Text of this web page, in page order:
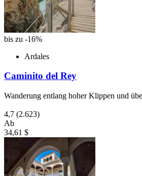
bis zu -16%
Ardales
Caminito del Rey
Wanderung entlang hoher Klippen und
4,7 (2.623)
Ab
34,61 $